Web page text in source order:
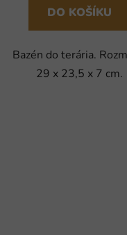
DO KOŠÍKU
Bazén do terária.
29 x 23,5 x 7 cm.